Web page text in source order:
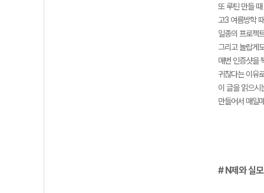
또 루틴 만들
고3 여름방학
일종의 프로젝
그리고 놀랍게
매번 인증샷을
귀찮다는 이유
이 글을 읽으시
만들어서 매일
# N제와 실모